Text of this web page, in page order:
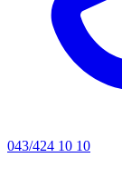
043/424 10 10